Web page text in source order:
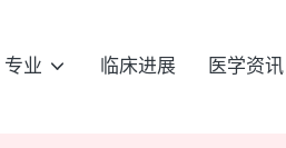
专业 临床进展 医学资讯